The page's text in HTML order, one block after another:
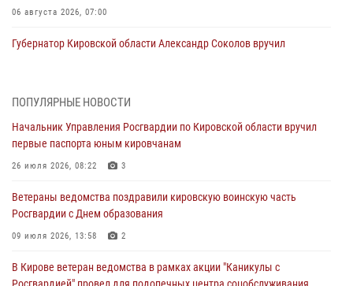
06 августа 2026, 07:00
Губернатор Кировской области Александр Соколов вручил
поддельной купюры
04 августа 2026, 09:30
03 августа 2026, 09:01
В Кирове росгвардейцы и ветераны ведомства приняли участие в
03 августа 2026, 08:45
ПОПУЛЯРНЫЕ НОВОСТИ
Начальник Управления Росгвардии по Кировской области вручил
первые паспорта юным кировчанам
26 июля 2026, 08:22 3
Ветераны ведомства поздравили кировскую воинскую часть
Росгвардии с Днем образования
09 июля 2026, 13:58 2
В Кирове ветеран ведомства в рамках акции "Каникулы с
Росгвардией" провел для подопечных центра соцобслуживания